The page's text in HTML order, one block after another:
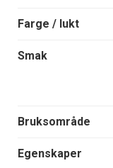
Farge / lukt
Smak
Bruksområde
Egenskaper